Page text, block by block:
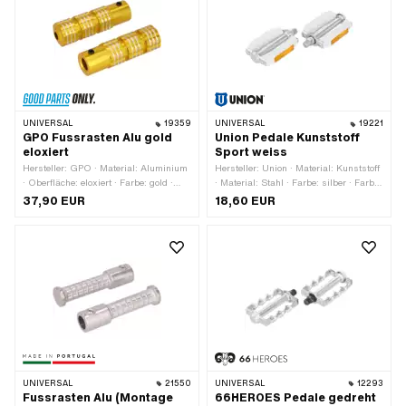
UNIVERSAL 19359
GPO Fussrasten Alu gold
eloxiert
Hersteller: GPO · Material: Aluminium
· Oberfläche: eloxiert · Farbe: gold ·
Tiefe: 29 mm · Ø innen: 16.1 mm · Ø
37,90 EUR
UNIVERSAL 19221
Union Pedale Kunststoff
Sport weiss
Hersteller: Union · Material: Kunststoff
· Material: Stahl · Farbe: silber · Farbe:
weiss · Antrieb: Aussenzweikant ·
18,60 EUR
UNIVERSAL 21550
Fussrasten Alu (Montage
UNIVERSAL 12293
66HEROES Pedale gedreht